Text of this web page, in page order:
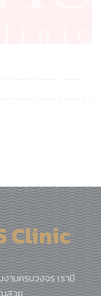
Clinic
ามครบวงจร เรามี
สวย